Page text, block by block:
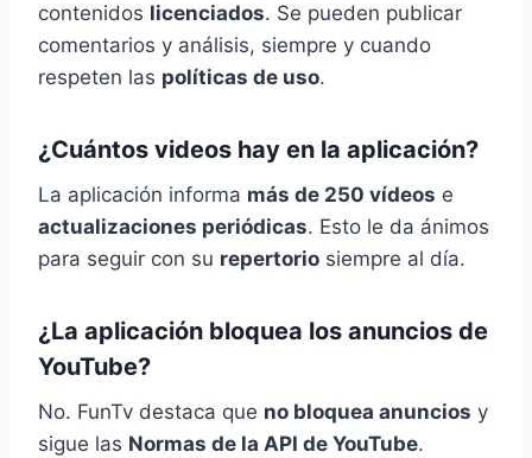
contenidos licenciados. Se pueden publicar
comentarios y análisis, siempre y cuando
respeten las políticas de uso.
¿Cuántos videos hay en la aplicación?
La aplicación informa más de 250 vídeos e
actualizaciones periódicas. Esto le da ánimos
para seguir con su repertorio siempre al día.
¿La aplicación bloquea los anuncios de
YouTube?
No. FunTv destaca que no bloquea anuncios y
sigue las Normas de la API de YouTube.